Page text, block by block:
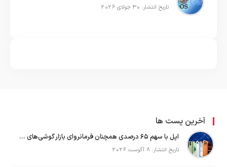
تاریخ انتشار: 30 جولای 2026
آخرین پست ها
اپل با سهم ۶۵ درصدی همچنان فرمانروای بازار گوشی‌های پریمیوم جهان است
تاریخ انتشار: 8 آگوست 2026